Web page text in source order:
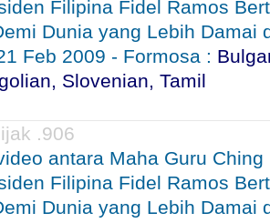
Filipina Fidel Ramos
Dunia yang Lebih Damai
Feb 2009 - Formosa :
Slovenian, Tamil
.906
antara Maha Guru Ching
Filipina Fidel Ramos
Dunia yang Lebih Damai